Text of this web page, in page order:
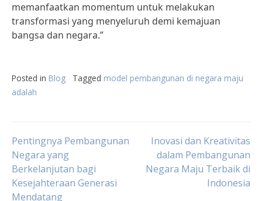
memanfaatkan momentum untuk melakukan
transformasi yang menyeluruh demi kemajuan
bangsa dan negara.”
Posted in Blog Tagged model pembangunan di negara maju
adalah
Post
navigation
Pentingnya Pembangunan
Negara yang
Berkelanjutan bagi
Kesejahteraan Generasi
Mendatang
Inovasi dan Kreativitas
dalam Pembangunan
Negara Maju Terbaik di
Indonesia